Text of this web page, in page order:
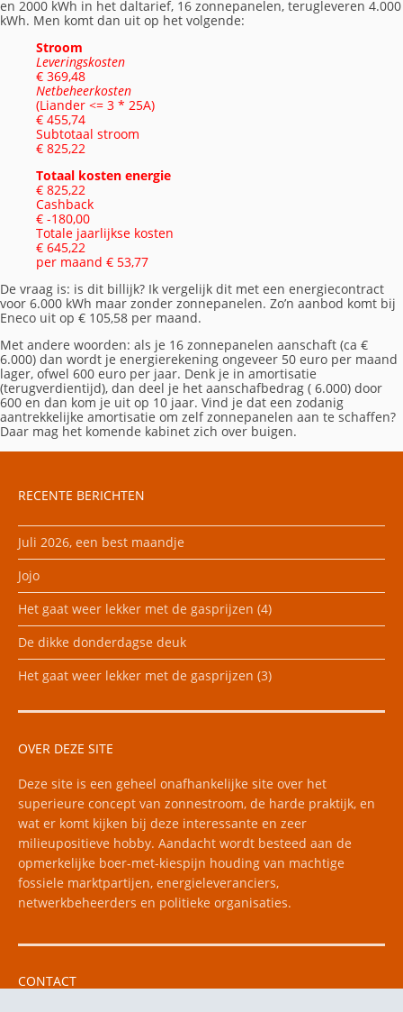
en 2000 kWh in het daltarief, 16 zonnepanelen, terugleveren 4.000
kWh. Men komt dan uit op het volgende:
Stroom
Leveringskosten
€ 369,48
Netbeheerkosten
(Liander <= 3 * 25A)
€ 455,74
Subtotaal stroom
€ 825,22
Totaal kosten energie
€ 825,22
Cashback
€ -180,00
Totale jaarlijkse kosten
€ 645,22
per maand € 53,77
De vraag is: is dit billijk? Ik vergelijk dit met een energiecontract
voor 6.000 kWh maar zonder zonnepanelen. Zo’n aanbod komt bij
Eneco uit op € 105,58 per maand.
Met andere woorden: als je 16 zonnepanelen aanschaft (ca €
6.000) dan wordt je energierekening ongeveer 50 euro per maand
lager, ofwel 600 euro per jaar. Denk je in amortisatie
(terugverdientijd), dan deel je het aanschafbedrag ( 6.000) door
600 en dan kom je uit op 10 jaar. Vind je dat een zodanig
aantrekkelijke amortisatie om zelf zonnepanelen aan te schaffen?
Daar mag het komende kabinet zich over buigen.
RECENTE BERICHTEN
Juli 2026, een best maandje
Jojo
Het gaat weer lekker met de gasprijzen (4)
De dikke donderdagse deuk
Het gaat weer lekker met de gasprijzen (3)
OVER DEZE SITE
Deze site is een geheel onafhankelijke site over het
superieure concept van zonnestroom, de harde praktijk, en
wat er komt kijken bij deze interessante en zeer
milieupositieve hobby. Aandacht wordt besteed aan de
opmerkelijke boer-met-kiespijn houding van machtige
fossiele marktpartijen, energieleveranciers,
netwerkbeheerders en politieke organisaties.
CONTACT